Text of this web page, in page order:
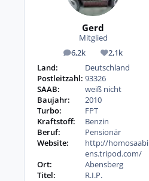
Gerd
Mitglied
6,2k
Beiträge 2,1k
Reputation
Land:
Deutschland
Postleitzahl: 93326
SAAB:
weiß nicht
Baujahr:
2010
Turbo:
FPT
Kraftstoff:
Benzin
Beruf:
Pensionär
Website:
http://homosaabi
ens.tripod.com/
Ort:
Abensberg
Titel:
R.I.P.